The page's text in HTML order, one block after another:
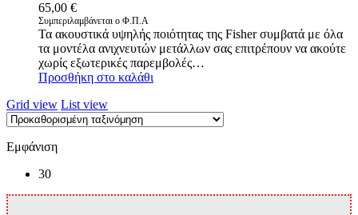
65,00 €
Συμπεριλαμβάνεται ο Φ.Π.Α
Τα ακουστικά υψηλής ποιότητας της Fisher συμβατά με όλα
τα μοντέλα ανιχνευτών μετάλλων σας επιτρέπουν να ακούτε
χωρίς εξωτερικές παρεμβολές…
Προσθήκη στο καλάθι
Grid view List view
Εμφάνιση
30